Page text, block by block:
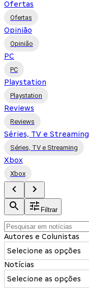
Ofertas
Ofertas
Opinião
Opinião
PC
PC
Playstation
Playstation
Reviews
Reviews
Séries, TV e Streaming
Séries, TV e Streaming
Xbox
Xbox
Filtrar
Autores e Colunistas
Selecione as opções
Notícias
Selecione as opções